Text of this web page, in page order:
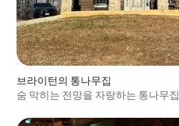
브라이턴의 통나무집
숨 막히는 전망을 자랑하는 통나무집